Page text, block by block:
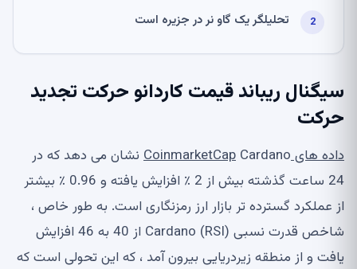
تحلیلگر یک گاو نر در جزیره است
سیگنال ریباند قیمت کاردانو حرکت تجدید
حرکت
داده های CoinmarketCap
Cardano نشان می دهد که در
24 ساعت گذشته بیش از 2 ٪ افزایش یافته و 0.96 ٪ بیشتر
از عملکرد گسترده تر بازار ارز رمزنگاری است. به طور خاص ،
شاخص قدرت نسبی Cardano (RSI) از 40 به 46 افزایش
یافت و از منطقه زیردریایی بیرون آمد ، که این تحولی است که